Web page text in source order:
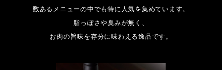
数あるメニューの中でも特に人気を集めています。
脂っぽさや臭みが無く、
お肉の旨味を存分に味わえる逸品です。